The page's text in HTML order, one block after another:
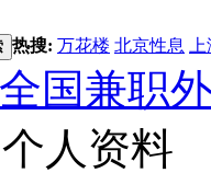
热搜: 万花楼 北京性息
国兼职
个人资料